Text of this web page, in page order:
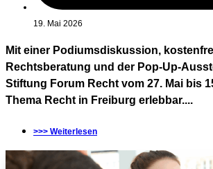
19. Mai 2026
Mit einer Podiumsdiskussion,
Rechtsberatung und der Pop-Up-
Stiftung Forum Recht vom 27. Mai bis
Thema Recht in Freiburg erlebbar....
>>> Weiterlesen